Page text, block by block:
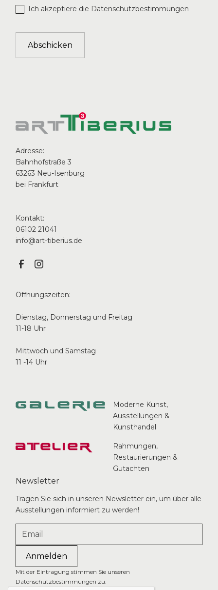
Ich akzeptiere die Datenschutzbestimmungen
Adresse:
Bahnhofstraße 3
63263 Neu-Isenburg
bei Frankfurt
Kontakt:
06102 21041
info@art-tiberius.de
Öffnungszeiten:
Dienstag, Donnerstag und Freitag
11-18 Uhr
Mittwoch und Samstag
11 -14 Uhr
Moderne Kunst,
Ausstellungen &
Kunsthandel
Rahmungen,
Restaurierungen &
Gutachten
Newsletter
Tragen Sie sich in unseren Newsletter ein, um über alle
Ausstellungen informiert zu werden!
Mit der Eintragung stimmen Sie unseren
Datenschutzbestimmungen zu.